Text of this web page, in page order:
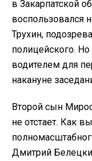
в Закарпатской
воспользовался
Трухин,
полицейского.
водителем для
накануне
Второй сын
не отстает. Как
Дмитрий